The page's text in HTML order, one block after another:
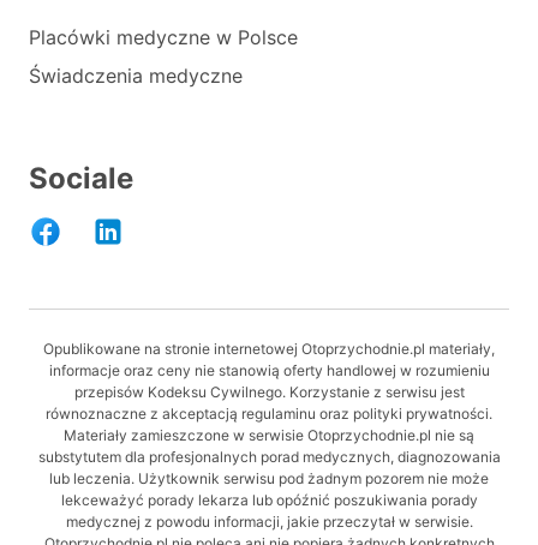
Placówki medyczne w Polsce
Świadczenia medyczne
Sociale
Opublikowane na stronie internetowej Otoprzychodnie.pl materiały,
informacje oraz ceny nie stanowią oferty handlowej w rozumieniu
przepisów Kodeksu Cywilnego. Korzystanie z serwisu jest
równoznaczne z akceptacją regulaminu oraz polityki prywatności.
Materiały zamieszczone w serwisie Otoprzychodnie.pl nie są
substytutem dla profesjonalnych porad medycznych, diagnozowania
lub leczenia. Użytkownik serwisu pod żadnym pozorem nie może
lekceważyć porady lekarza lub opóźnić poszukiwania porady
medycznej z powodu informacji, jakie przeczytał w serwisie.